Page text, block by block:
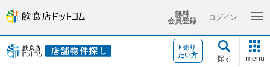
無料
会員登録
ログイン
売り
たい方
探す menu